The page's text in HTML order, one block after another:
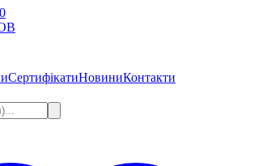
СертифікатиНовиниКонтакти